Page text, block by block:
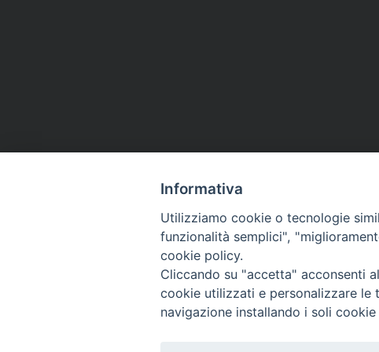
Istituto Zooprofilattico Sperimentale della Lombardia e
Via Bianchi, 9 - 25124 Brescia
Tel.03022901 - Fax 0302425251
Email: info@izsler.it - Email PEC:
Informativa
Utilizziamo cookie o tecnologie
funzionalità semplici",
cookie policy.
Cliccando su "accetta" acconsenti
cookie utilizzati e personalizzare le
navigazione installando i soli